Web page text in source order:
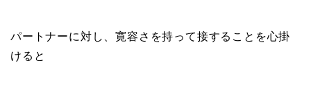
パートナーに対し、寛容さを持って接することを心掛
けると